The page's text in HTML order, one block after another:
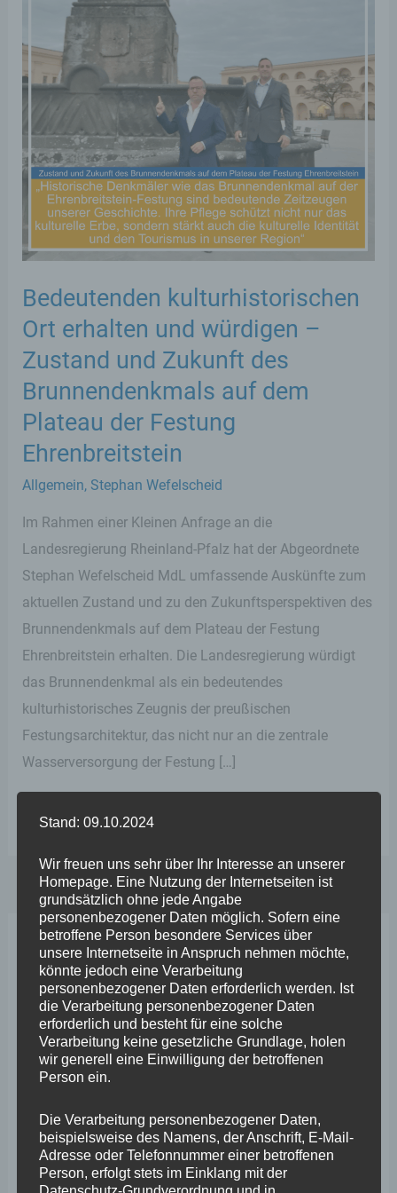
Bedeutenden kulturhistorischen
Ort erhalten und würdigen –
Zustand und Zukunft des
Brunnendenkmals auf dem
Plateau der Festung
Ehrenbreitstein
Allgemein, Stephan Wefelscheid
Im Rahmen einer Kleinen Anfrage an die
Landesregierung Rheinland-Pfalz hat der Abgeordnete
Stephan Wefelscheid MdL umfassende Auskünfte zum
aktuellen Zustand und zu den Zukunftsperspektiven des
Brunnendenkmals auf dem Plateau der Festung
Ehrenbreitstein erhalten. Die Landesregierung würdigt
das Brunnendenkmal als ein bedeutendes
kulturhistorisches Zeugnis der preußischen
Festungsarchitektur, das nicht nur an die zentrale
Wasserversorgung der Festung […]
Ort
erhalten
und
würdigen
Zustand
und
Zukunft
des
auf
dem
Plateau
Neueste Beiträge
Wefelscheid lehnt Verfassungsänderung ab
VfL Kesselheim e.V. bittet Stadt um Unterstützung bei
Sanierung des Sportplatzes
erstickt im Verkehr“
Wefelscheid besichtigt Fort Konstantin
Stand: 09.10.2024
Wir freuen uns sehr über Ihr Interesse an unserer
Homepage. Eine Nutzung der Internetseiten ist
grundsätzlich ohne jede Angabe
personenbezogener Daten möglich. Sofern eine
betroffene Person besondere Services über
unsere Internetseite in Anspruch nehmen möchte,
könnte jedoch eine Verarbeitung
personenbezogener Daten erforderlich werden. Ist
die Verarbeitung personenbezogener Daten
erforderlich und besteht für eine solche
Verarbeitung keine gesetzliche Grundlage, holen
wir generell eine Einwilligung der betroffenen
Person ein.
Die Verarbeitung personenbezogener Daten,
beispielsweise des Namens, der Anschrift, E-Mail-
Adresse oder Telefonnummer einer betroffenen
Person, erfolgt stets im Einklang mit der